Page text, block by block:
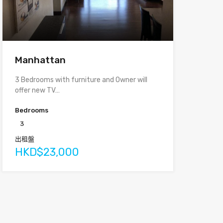
Manhattan
3 Bedrooms with furniture and Owner will
offer new TV…
Bedrooms
3
出租盤
HKD$23,000